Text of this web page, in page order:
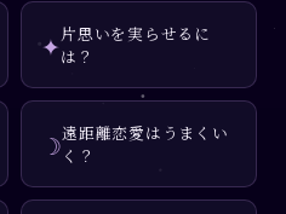
✦片思いを実らせるに
は？
☽遠距離恋愛はうまくい
く？